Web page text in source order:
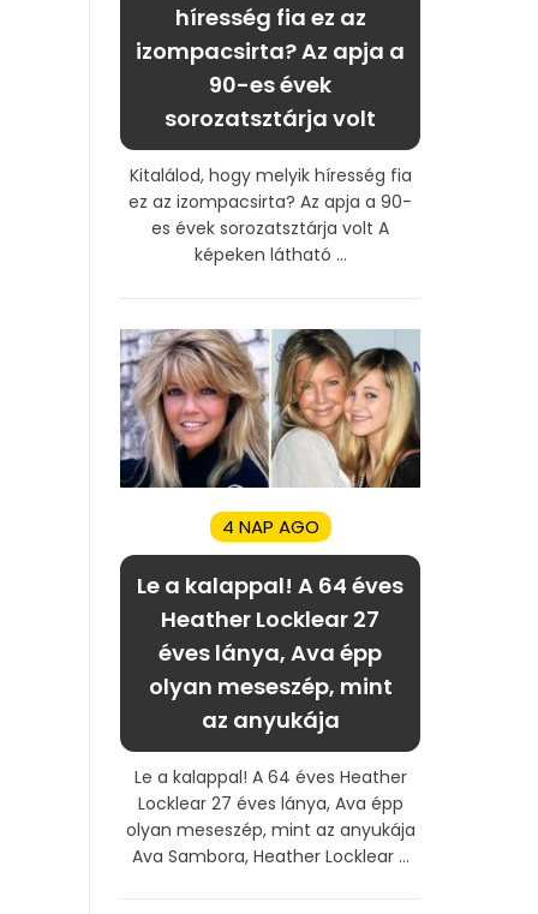
híresség fia ez az
izompacsirta? Az apja a
90-es évek
sorozatsztárja volt
Kitalálod, hogy melyik híresség fia
ez az izompacsirta? Az apja a 90-
es évek sorozatsztárja volt A
képeken látható ...
4 NAP AGO
Le a kalappal! A 64 éves
Heather Locklear 27
éves lánya, Ava épp
olyan meseszép, mint
az anyukája
Le a kalappal! A 64 éves Heather
Locklear 27 éves lánya, Ava épp
olyan meseszép, mint az anyukája
Ava Sambora, Heather Locklear ...